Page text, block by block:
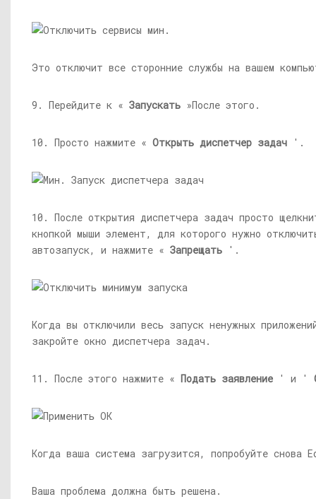
Это отключит все сторонние службы на вашем
9. Перейдите к « Запускать »После этого.
10. Просто нажмите « Открыть диспетчер задач '.
10. После открытия диспетчера задач просто
кнопкой мыши элемент, для которого нужно
автозапуск, и нажмите « Запрещать '.
Когда вы отключили весь запуск ненужных
закройте окно диспетчера задач.
11. После этого нажмите « Подать заявление ' и '
Когда ваша система загрузится, попробуйте снова
Ваша проблема должна быть решена.